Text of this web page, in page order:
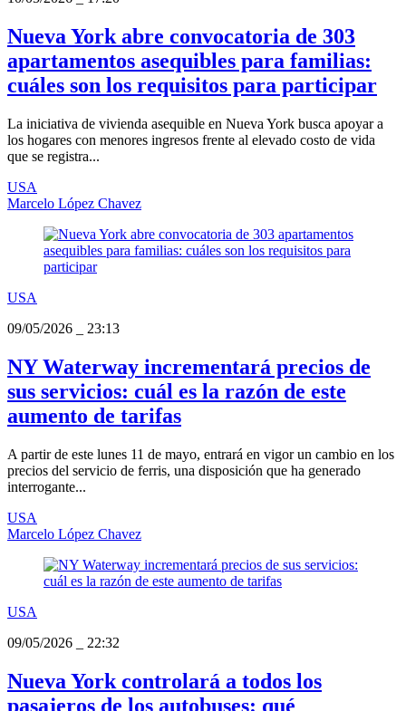
Nueva York abre convocatoria de 303
apartamentos asequibles para familias:
cuáles son los requisitos para participar
La iniciativa de vivienda asequible en Nueva York busca apoyar a
los hogares con menores ingresos frente al elevado costo de vida
que se registra...
USA
Marcelo López Chavez
USA
09/05/2026
23:13
NY Waterway incrementará precios de
sus servicios: cuál es la razón de este
aumento de tarifas
A partir de este lunes 11 de mayo, entrará en vigor un cambio en los
precios del servicio de ferris, una disposición que ha generado
interrogante...
USA
Marcelo López Chavez
USA
09/05/2026
22:32
Nueva York controlará a todos los
pasajeros de los autobuses: qué